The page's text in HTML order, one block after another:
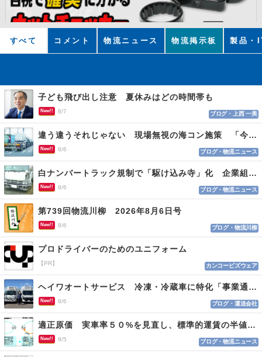
すべて コメント 物流ニュース 物流掲示板 製品・
子ども飛び出し注意 夏休みはどの時間帯も
New!! 8/7 ブログ・上西 一美
違う違うそれじゃない 現場無視の海コン施策 「今でも平均２～３時間は待つ」
New!! 8/6 ブログ・物流ニュース
白ナンバートラック規制で「駆け込み寺」化 企業組合が入会基準を見直しへ
New!! 8/6 ブログ・物流ニュース
第739回物流川柳 2026年8月6日号
New!! 8/6 ブログ・物流川柳
プロドライバーのためのユニフォーム
【PR】 カンコービズウェア
ヘイワオートサービス 冷凍・冷蔵車に特化「事業通じ貢献目指す」
New!! 8/6 ブログ・運送会社
適正原価 実車率５０%を見直し、標準的運賃の半値の恐れも
New!! 8/5 ブログ・物流ニュース